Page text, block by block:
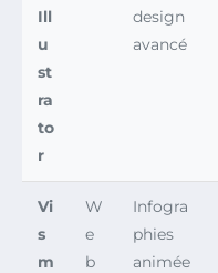
Ill
u
st
ra
to
r
design
avancé
Vi
s
m
W
e
b
Infogra
phies
animée